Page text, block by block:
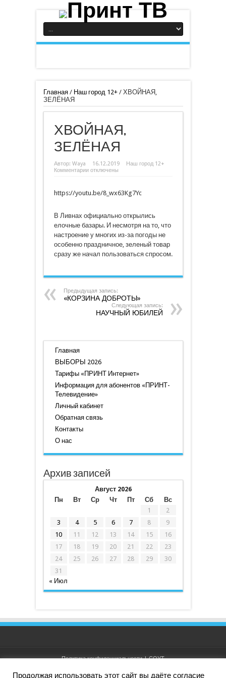
Главная/ Наш город 12+/ ХВОЙНАЯ,
ЗЕЛЁНАЯ
ХВОЙНАЯ,
ЗЕЛЁНАЯ
Автор: Waya 16.12.2019
Наш город 12+
Комментариик
ЗЕЛЁНАЯ
отключены
https://youtu.be/8_wx63Kg7Yc
В Ливнах официально открылись
елочные базары. И несмотря на то, что
настроение у многих из-за погоды не
особенно праздничное, зеленый товар
сразу же начал пользоваться спросом.
Предыдущая запись:
«КОРЗИНА ДОБРОТЫ»
Следующая запись:
НАУЧНЫЙ ЮБИЛЕЙ
Главная
ВЫБОРЫ 2026
Тарифы «ПРИНТ Интернет»
Информация для абонентов «ПРИНТ-
Телевидение»
Личный кабинет
Обратная связь
Контакты
О нас
Архив записей
Август 2026
Пн
Вт Ср Чт Пт Сб
Вс
1
2
3
4 5 6 7 8
9
10
11 12 13 14 15
16
17
18 19 20 21 22
23
24
25 26 27 28 29
30
31
« Июл
Политика конфиденциальности|СОУТ
Продолжая использовать этот сайт вы даёте согласие